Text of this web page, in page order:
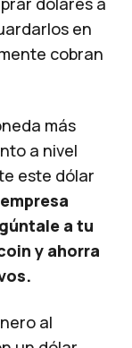
en
cobran
más
a nivel
este dólar
a tu
y ahorra
al